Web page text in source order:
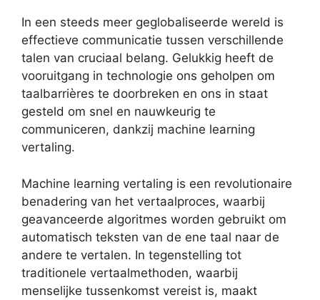
In een steeds meer geglobaliseerde wereld is
effectieve communicatie tussen verschillende
talen van cruciaal belang. Gelukkig heeft de
vooruitgang in technologie ons geholpen om
taalbarrières te doorbreken en ons in staat
gesteld om snel en nauwkeurig te
communiceren, dankzij machine learning
vertaling.
Machine learning vertaling is een revolutionaire
benadering van het vertaalproces, waarbij
geavanceerde algoritmes worden gebruikt om
automatisch teksten van de ene taal naar de
andere te vertalen. In tegenstelling tot
traditionele vertaalmethoden, waarbij
menselijke tussenkomst vereist is, maakt